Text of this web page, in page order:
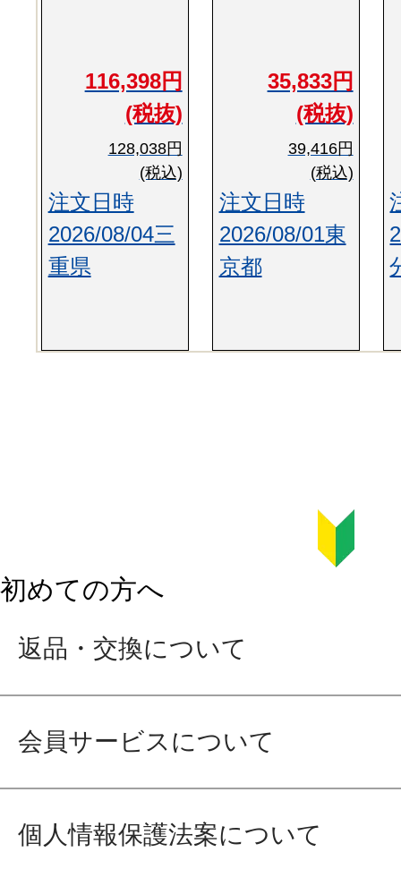
116,398円
(税抜)
128,038円
(税込)
注文日時
2026/08/04三
重県
35,833円
(税抜)
39,416円
(税込)
注文日時
2026/08/01東
京都
初めての方へ
返品・交換について
会員サービスについて
個人情報保護法案について